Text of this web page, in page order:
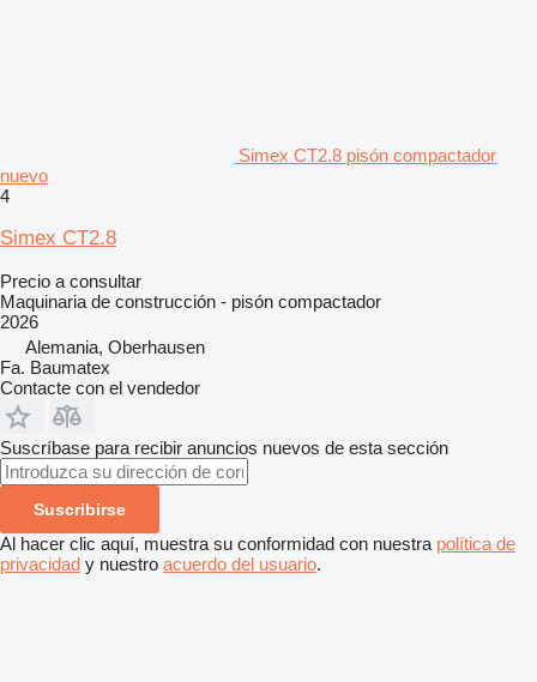
Simex CT2.8 pisón compactador
nuevo
4
Simex CT2.8
Precio a consultar
Maquinaria de construcción - pisón compactador
2026
Alemania, Oberhausen
Fa. Baumatex
Contacte con el vendedor
Suscríbase para recibir anuncios nuevos de esta sección
Suscribirse
Al hacer clic aquí, muestra su conformidad con nuestra política de
privacidad y nuestro acuerdo del usuario.